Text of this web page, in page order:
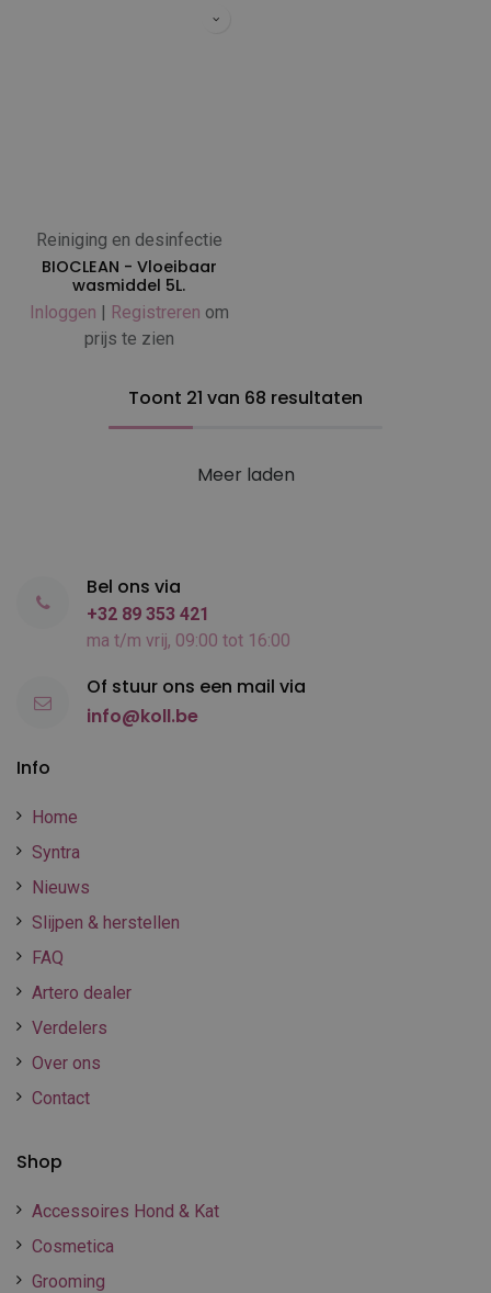
Reiniging en desinfectie
BIOCLEAN - Vloeibaar
wasmiddel 5L.
Inloggen | Registreren om
prijs te zien
Toont 21 van 68 resultaten
Meer laden
Info
Home
Syntra
Nieuws
Slijpen & herstellen
FAQ
Artero dealer
Verdelers
Over ons
Contact
Shop
Accessoires Hond & Kat
Cosmetica
Grooming
Bel ons via
+32 89 353 421
ma t/m vrij, 09:00 tot 16:00
Of stuur ons een mail via
info@koll.be